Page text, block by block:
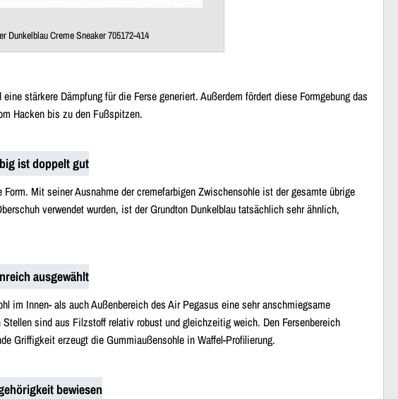
Dunkelblau Creme Sneaker 705172-414
stärkere Dämpfung für die Ferse generiert. Außerdem fördert diese Formgebung das
Hacken bis zu den Fußspitzen.
ist doppelt gut
Mit seiner Ausnahme der cremefarbigen Zwischensohle ist der gesamte übrige
verwendet wurden, ist der Grundton Dunkelblau tatsächlich sehr ähnlich,
ausgewählt
im Innen- als auch Außenbereich des Air Pegasus eine sehr anschmiegsame
sind aus Filzstoff relativ robust und gleichzeitig weich. Den Fersenbereich
Griffigkeit erzeugt die Gummiaußensohle in Waffel-Profilierung.
bewiesen